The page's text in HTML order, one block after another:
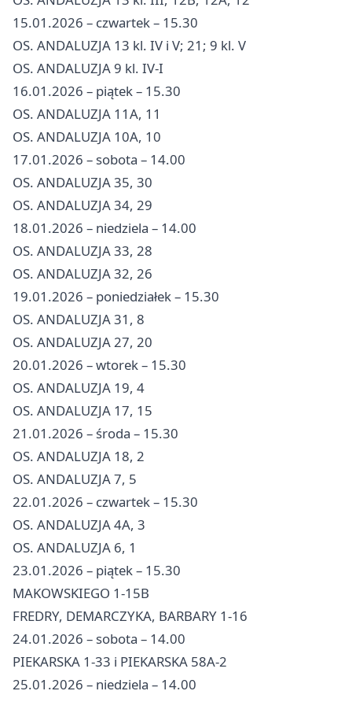
15.01.2026 – czwartek – 15.30
OS. ANDALUZJA 13 kl. IV i V; 21; 9 kl. V
OS. ANDALUZJA 9 kl. IV-I
16.01.2026 – piątek – 15.30
OS. ANDALUZJA 11A, 11
OS. ANDALUZJA 10A, 10
17.01.2026 – sobota – 14.00
OS. ANDALUZJA 35, 30
OS. ANDALUZJA 34, 29
18.01.2026 – niedziela – 14.00
OS. ANDALUZJA 33, 28
OS. ANDALUZJA 32, 26
19.01.2026 – poniedziałek – 15.30
OS. ANDALUZJA 31, 8
OS. ANDALUZJA 27, 20
20.01.2026 – wtorek – 15.30
OS. ANDALUZJA 19, 4
OS. ANDALUZJA 17, 15
21.01.2026 – środa – 15.30
OS. ANDALUZJA 18, 2
OS. ANDALUZJA 7, 5
22.01.2026 – czwartek – 15.30
OS. ANDALUZJA 4A, 3
OS. ANDALUZJA 6, 1
23.01.2026 – piątek – 15.30
MAKOWSKIEGO 1-15B
FREDRY, DEMARCZYKA, BARBARY 1-16
24.01.2026 – sobota – 14.00
PIEKARSKA 1-33 i PIEKARSKA 58A-2
25.01.2026 – niedziela – 14.00